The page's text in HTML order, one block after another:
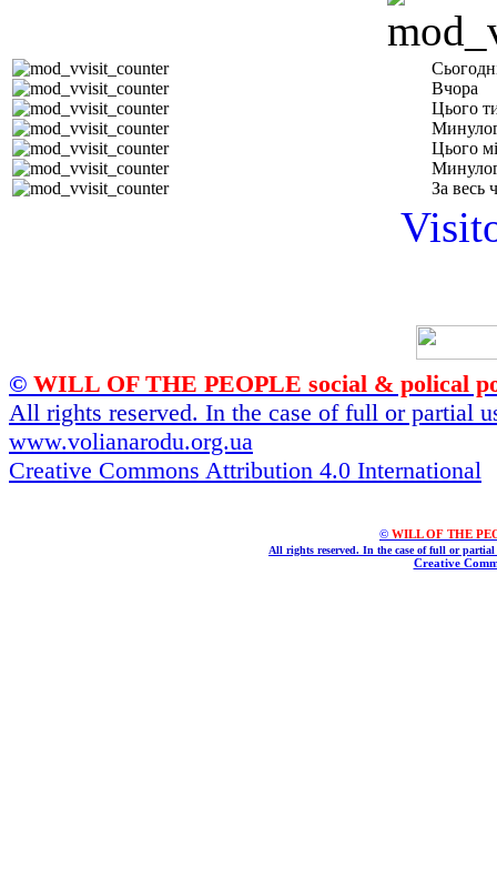
Вчора
Цього
Цього
За весь
© WILL OF THE PEOPLE social & polical
All rights reserved. In the case of full or partial
www.volianarodu.org.ua
Creative Commons Attribution 4.0 International
© WILL OF THE
All rights reserved. In the case of full or
Creative